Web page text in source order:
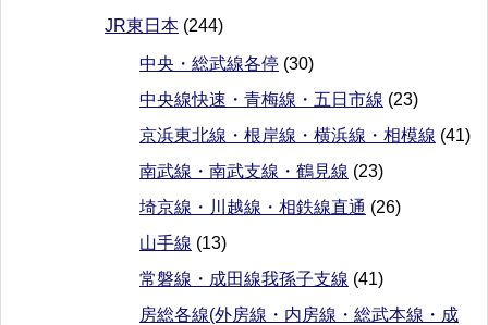
JR東日本 (244)
中央・総武線各停 (30)
中央線快速・青梅線・五日市線 (23)
京浜東北線・根岸線・横浜線・相模線 (41)
南武線・南武支線・鶴見線 (23)
埼京線・川越線・相鉄線直通 (26)
山手線 (13)
常磐線・成田線我孫子支線 (41)
房総各線(外房線・内房線・総武本線・成